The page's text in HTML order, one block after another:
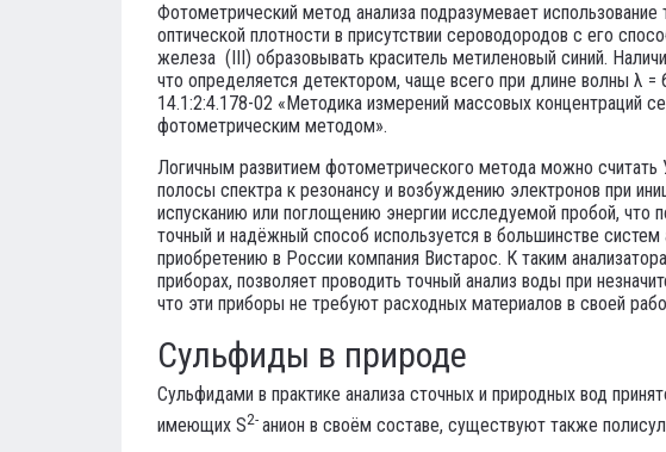
Фотометрический метод анализа подразумевает
оптической плотности в присутствии сероводородов с его
железа (III) образовывать краситель метиленовый синий.
что определяется детектором, чаще всего при длине волны λ
14.1:2:4.178-02 «Методика измерений массовых концентраций
фотометрическим методом».
Логичным развитием фотометрического метода можно
полосы спектра к резонансу и возбуждению электронов при
испусканию или поглощению энергии исследуемой пробой,
точный и надёжный способ используется в большинстве
приобретению в России компания Вистарос. К таким
приборах, позволяет проводить точный анализ воды при
что эти приборы не требуют расходных материалов в своей
Сульфиды в природе
Сульфидами в практике анализа сточных и природных вод
имеющих S2- анион в своём составе, существуют также